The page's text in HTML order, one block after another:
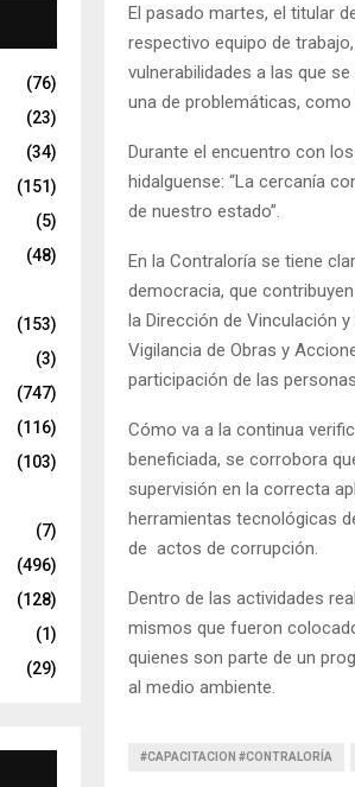
El pasado martes, el titular
respectivo equipo de
vulnerabilidades a las que
una de problemáticas, como
Durante el encuentro con
hidalguense: “La cercanía
de nuestro estado”.
En la Contraloría se tiene
democracia, que
la Dirección de Vinculación
Vigilancia de Obras y
participación de las personas.
Cómo va a la continua
beneficiada, se corrobora
supervisión en la correcta
herramientas tecnológicas
de actos de corrupción.
Dentro de las actividades
mismos que fueron
quienes son parte de un
al medio ambiente.
#CAPACITACION #CONTRALORÍA
(76)
(23)
(34)
(151)
(5)
(48)
(153)
(3)
(747)
(116)
(103)
(7)
(496)
(128)
(1)
(29)